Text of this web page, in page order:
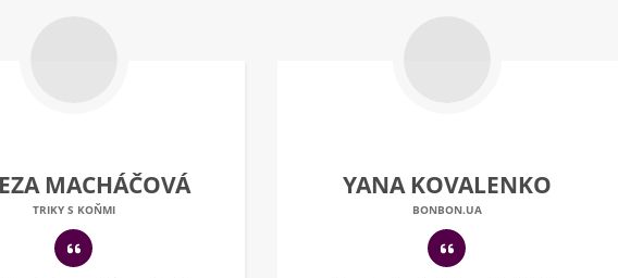
MACHÁČOVÁ
TRIKY S KOŇMI
YANA KOVALENKO
BONBON.UA